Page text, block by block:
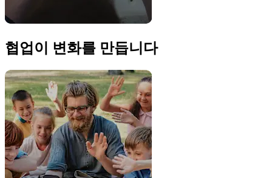
협업이 변화를 만듭니다